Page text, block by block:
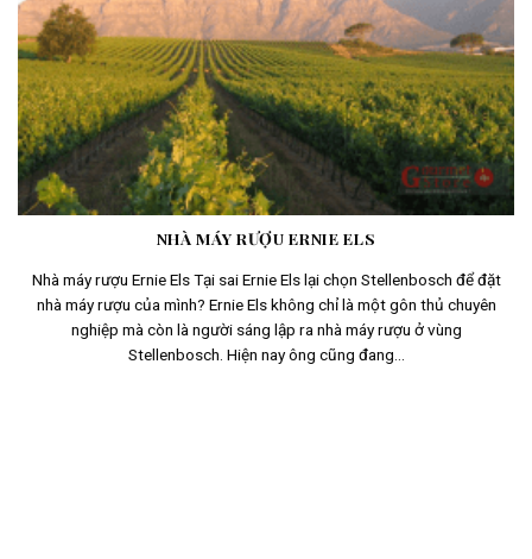
NHÀ MÁY RƯỢU ERNIE ELS
Nhà máy rượu Ernie Els Tại sai Ernie Els lại chọn Stellenbosch để đặt
nhà máy rượu của mình? Ernie Els không chỉ là một gôn thủ chuyên
nghiệp mà còn là người sáng lập ra nhà máy rượu ở vùng
Stellenbosch. Hiện nay ông cũng đang...